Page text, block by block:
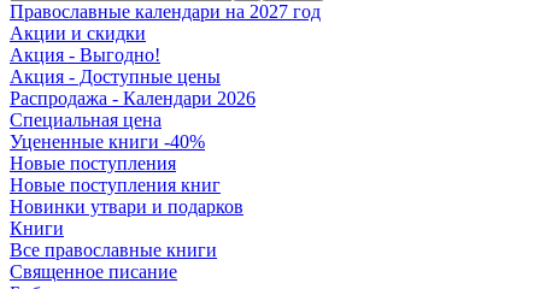
Православные календари на 2027 год
Акции и скидки
Акция - Выгодно!
Акция - Доступные цены
Распродажа - Календари 2026
Специальная цена
Уцененные книги -40%
Новые поступления
Новые поступления книг
Новинки утвари и подарков
Книги
Все православные книги
Священное писание